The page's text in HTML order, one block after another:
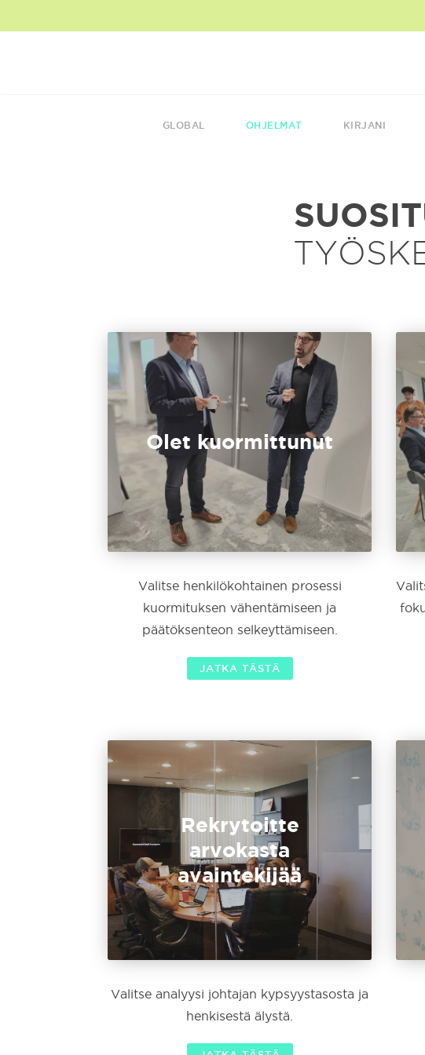
GLOBAL OHJELMAT KIRJANI
Olet kuormittunut
Valitse henkilökohtainen prosessi
kuormituksen vähentämiseen ja
päätöksenteon selkeyttämiseen.
JATKA TÄSTÄ
Rekrytoitte
arvokasta
avaintekijää
Valitse analyysi johtajan kypsyystasosta ja
henkisestä älystä.